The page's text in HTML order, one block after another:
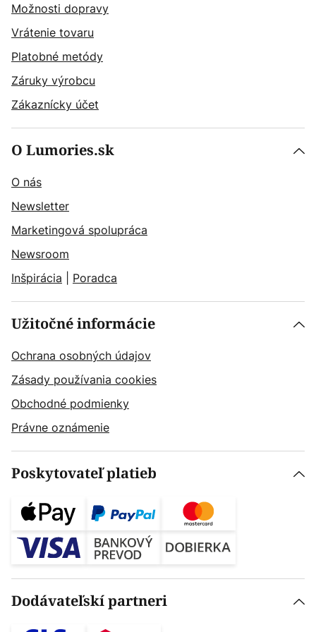
Možnosti dopravy
Vrátenie tovaru
Platobné metódy
Záruky výrobcu
Zákaznícky účet
O Lumories.sk
O nás
Newsletter
Marketingová spolupráca
Newsroom
Inšpirácia
Poradca
Užitočné informácie
Ochrana osobných údajov
Zásady používania cookies
Obchodné podmienky
Právne oznámenie
Poskytovateľ platieb
Dodávateľskí partneri